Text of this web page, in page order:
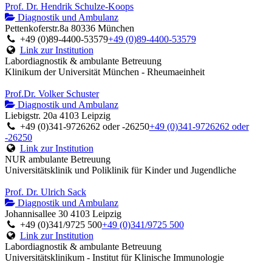
Prof. Dr. Hendrik Schulze-Koops
Diagnostik und Ambulanz
Pettenkoferstr.8a 80336 München
+49 (0)89-4400-53579+49 (0)89-4400-53579
Link zur Institution
Labordiagnostik & ambulante Betreuung
Klinikum der Universität München - Rheumaeinheit
Prof.Dr. Volker Schuster
Diagnostik und Ambulanz
Liebigstr. 20a 4103 Leipzig
+49 (0)341-9726262 oder -26250+49 (0)341-9726262 oder
-26250
Link zur Institution
NUR ambulante Betreuung
Universitätsklinik und Poliklinik für Kinder und Jugendliche
Prof. Dr. Ulrich Sack
Diagnostik und Ambulanz
Johannisallee 30 4103 Leipzig
+49 (0)341/9725 500+49 (0)341/9725 500
Link zur Institution
Labordiagnostik & ambulante Betreuung
Universitätsklinikum - Institut für Klinische Immunologie